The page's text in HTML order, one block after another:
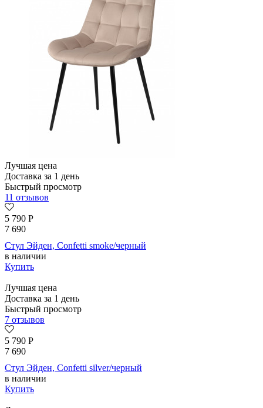
Лучшая цена
Доставка за 1 день
Быстрый просмотр
11 отзывов
5 790 Р
7 690
Стул Эйден, Confetti smoke/черный
в наличии
Купить
Лучшая цена
Доставка за 1 день
Быстрый просмотр
7 отзывов
5 790 Р
7 690
Стул Эйден, Confetti silver/черный
в наличии
Купить